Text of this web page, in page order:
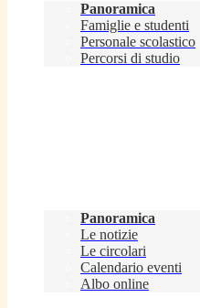
Panoramica
Famiglie e studenti
Personale scolastico
Percorsi di studio
Panoramica
Le notizie
Le circolari
Calendario eventi
Albo online